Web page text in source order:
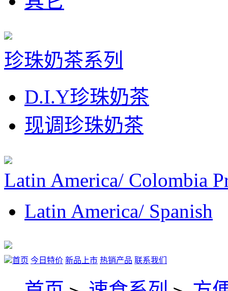
珍珠奶茶系列
D.I.Y珍珠奶茶
现调珍珠奶茶
Latin America/ Colombia
Latin America/ Spanish
首页 今日特价 新品上市 热销产品 联系我们